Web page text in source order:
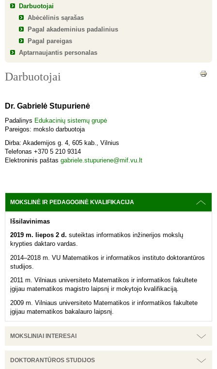
Darbuotojai
Abėcėlinis sąrašas
Pagal akademinius padalinius
Pagal pareigas
Aptarnaujantis personalas
Darbuotojai
Dr. Gabrielė Stupurienė
Padalinys Edukacinių sistemų grupė
Pareigos: mokslo darbuotoja
Dirba: Akademijos g. 4, 605 kab., Vilnius
Telefonas +370 5 210 9314
Elektroninis paštas gabriele.stupuriene@mif.vu.lt
MOKSLINĖ IR PEDAGOGINĖ KVALIFIKACIJA
Išsilavinimas
2019 m. liepos 2 d. suteiktas informatikos inžinerijos mokslų
krypties daktaro vardas.
2014–2018 m. VU Matematikos ir informatikos instituto doktorantūros
studijos.
2011 m. Vilniaus universiteto Matematikos ir informatikos fakultete
įgijau matematikos magistro laipsnį ir mokytojo kvalifikaciją.
2009 m. Vilniaus universiteto Matematikos ir informatikos fakultete
įgijau matematikos bakalauro laipsnį.
MOKSLINIAI INTERESAI
DOKTORANTŪROS STUDIJOS